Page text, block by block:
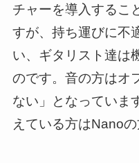
チャーを導入するこ
すが、持ち運びに不
い、ギタリスト達は
のです。音の方はオ
ない」となっていま
えている方はNano